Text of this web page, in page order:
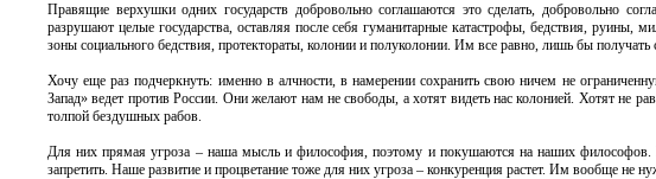
Правящие верхушки одних государств добровольно соглашаются это сделать, добровольно
разрушают целые государства, оставляя после себя гуманитарные катастрофы, бедствия, руины,
зоны социального бедствия, протектораты, колонии и полуколонии. Им все равно, лишь бы
Хочу еще раз подчеркнуть: именно в алчности, в намерении сохранить свою ничем не
Запад» ведет против России. Они желают нам не свободы, а хотят видеть нас колонией. Хотят не
толпой бездушных рабов.
Для них прямая угроза – наша мысль и философия, поэтому и покушаются на наших философов.
запретить. Наше развитие и процветание тоже для них угроза – конкуренция растет. Им вообще не